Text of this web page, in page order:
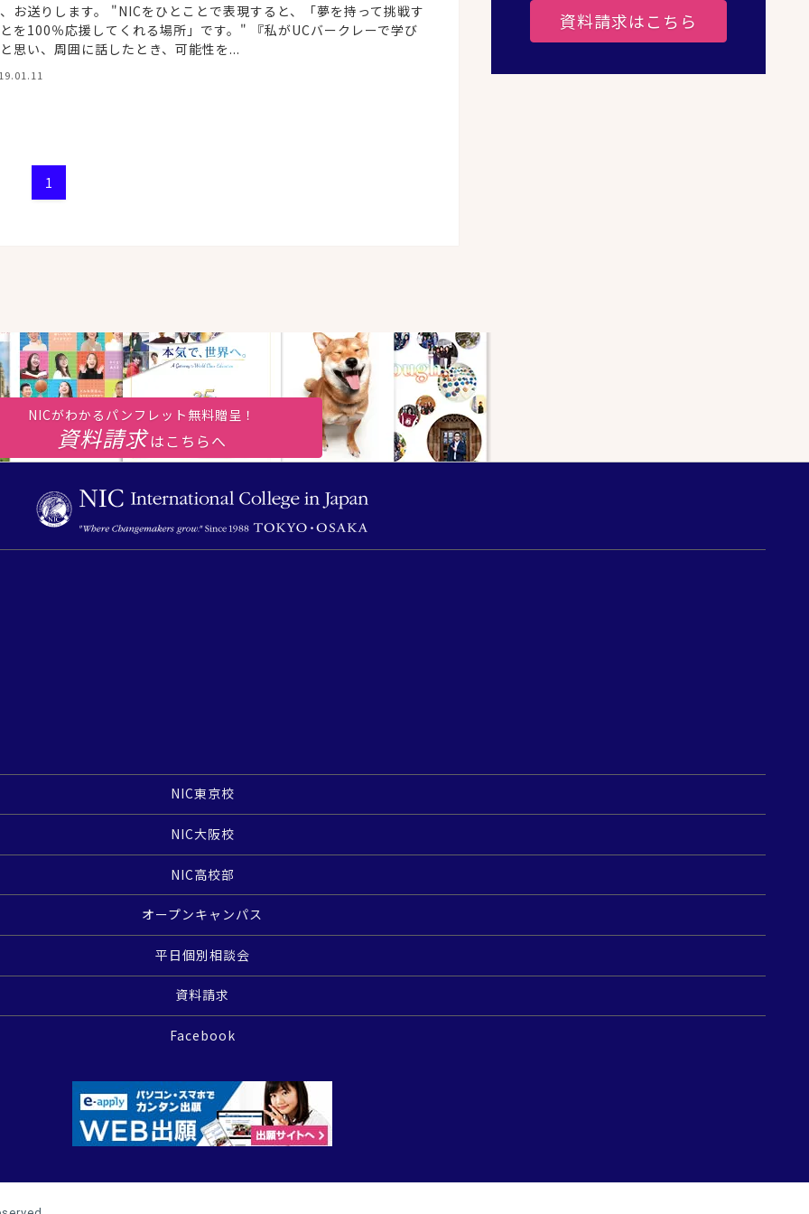
お送りします。 "NICをひとことで表現すると、「夢を持って挑戦す
を100％応援してくれる場所」です。" 『私がUCバークレーで学び
思い、周囲に話したとき、可能性を...
1
資料請求はこちら
NICがわかるパンフレット無料贈呈！
資料請求はこちらへ
NIC東京校
NIC大阪校
NIC高校部
オープンキャンパス
平日個別相談会
資料請求
Facebook